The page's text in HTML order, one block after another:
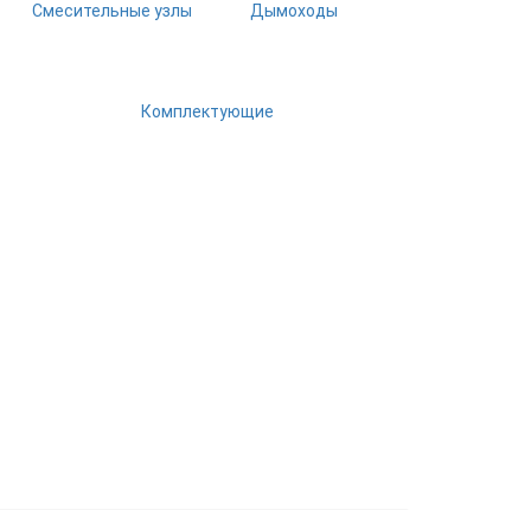
Смесительные узлы
Дымоходы
Комплектующие